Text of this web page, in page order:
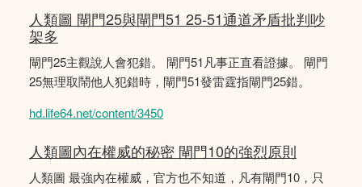
人類圖 閘門25與閘門51 25-51通道矛盾批判吵
架多
閘門25主觀說人會犯錯。 閘門51凡事正直看證據。 閘門
25無理取鬧他人犯錯時，閘門51發雷霆指閘門25錯。
hd.life64.net/content/3450
人類圖內在權威的秘密 閘門10的強烈原則
人類圖 最強內在權威，官方也不知道，凡有閘門10，只